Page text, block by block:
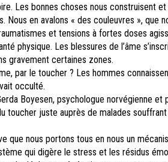
Les bonnes choses nous construisent
Nous en avalons « des couleuvres », que
et tensions à fortes doses
physique. Les blessures de l’âme
gravement certaines zones.
par le toucher ? Les hommes
occulté.
Boyesen, psychologue norvégienne et
toucher juste auprès de malades
que nous portons tous en nous un
qui digère le stress et les résidus